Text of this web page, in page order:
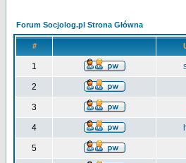
Forum Socjolog.pl Strona Główna
#
1
2
3
4
5